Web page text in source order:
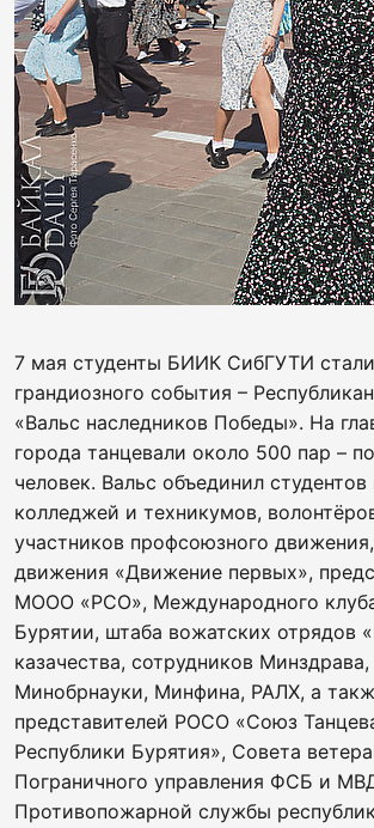
7 мая студенты БИИК СибГУТИ
грандиозного события –
«Вальс наследников Победы». На
города танцевали около 500 пар –
человек. Вальс объединил студентов
колледжей и техникумов,
участников профсоюзного
движения «Движение первых»,
МООО «РСО», Международного
Бурятии, штаба вожатских отрядов
казачества, сотрудников
Минобрнауки, Минфина, РАЛХ, а
представителей РОСО «Союз
Республики Бурятия», Совета
Пограничного управления ФСБ и
Противопожарной службы